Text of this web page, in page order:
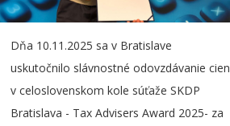
Dňa 10.11.2025 sa v Bratislave
uskutočnilo slávnostné odovzdávanie cien
v celoslovenskom kole súťaže SKDP
Bratislava - Tax Advisers Award 2025- za